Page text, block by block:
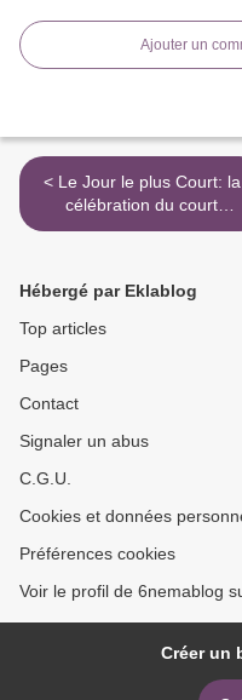
Ajouter un
< Le Jour le plus Court: la
célébration du court
métrage
Hébergé par Eklablog
Top articles
Pages
Contact
Signaler un abus
C.G.U.
Cookies et données
Préférences cookies
Voir le profil de 6nemablog
Créer un